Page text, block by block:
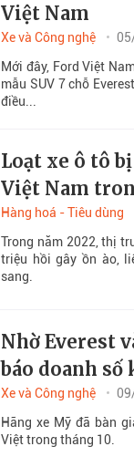
Việt Nam
Xe và Công nghệ
Mới đây, Ford Việt
mẫu SUV 7 chỗ
điều...
Loạt xe ô tô
Việt Nam
Hàng hoá - Tiêu dùng
Trong năm 2022, thị
triệu hồi gây ồn ào,
sang.
Nhờ Everest
báo doanh
Xe và Công nghệ
Hãng xe Mỹ đã bàn
Việt trong tháng 10.